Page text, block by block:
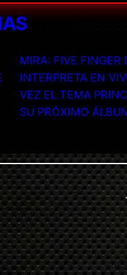
MIRA: FIVE FINGER
INTERPRETA EN
VEZ EL TEMA
SU PRÓXIMO